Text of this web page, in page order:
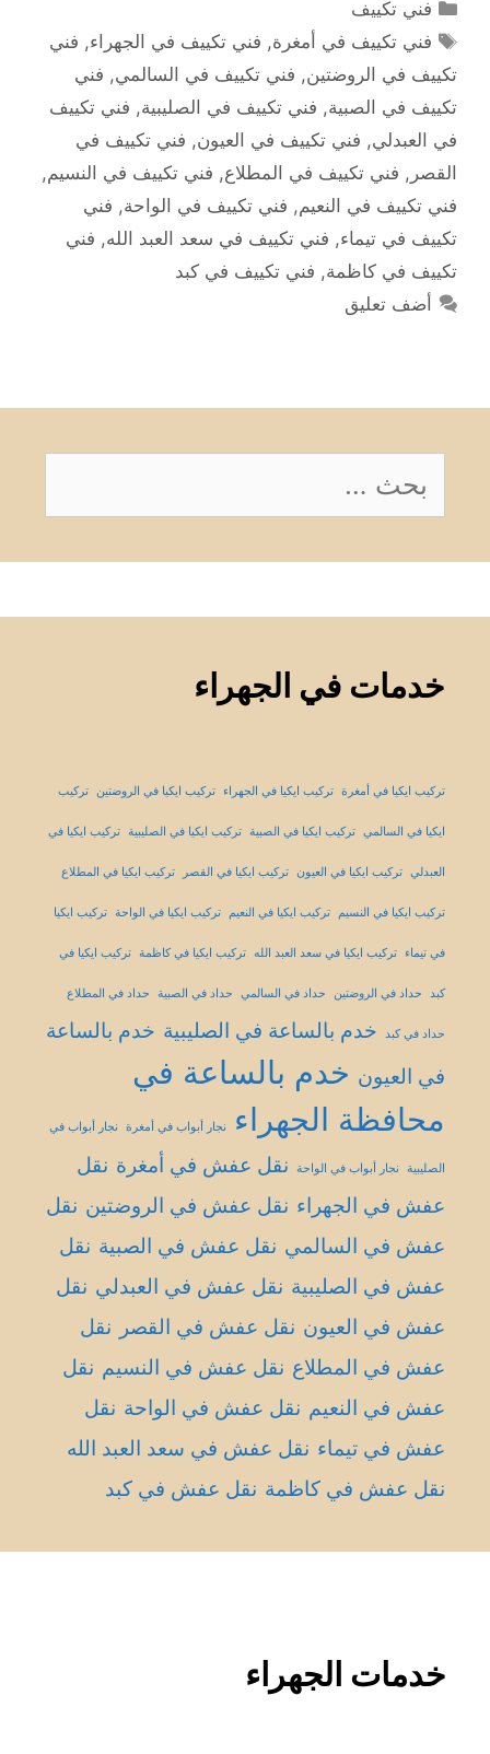
التصنيفات
فني تكييف
الوسوم
فني تكييف في أمغرة, فني تكييف في الجهراء, فني
تكييف في الروضتين, فني تكييف في السالمي, فني
تكييف في الصبية, فني تكييف في الصليبية, فني تكييف
في العبدلي, فني تكييف في العيون, فني تكييف في
القصر , فني تكييف في المطلاع, فني تكييف في النسيم,
فني تكييف في النعيم, فني تكييف في الواحة, فني
تكييف في تيماء, فني تكييف في سعد العبد الله, فني
تكييف في كاظمة, فني تكييف في كبد
أضف تعليق
البحث
عن:
خدمات في الجهراء
تركيب ايكيا في أمغرة تركيب ايكيا في الجهراء تركيب ايكيا في الروضتين تركيب
ايكيا في السالمي تركيب ايكيا في الصبية تركيب ايكيا في الصليبية تركيب ايكيا في
العبدلي تركيب ايكيا في العيون تركيب ايكيا في القصر تركيب ايكيا في المطلاع
تركيب ايكيا في النسيم تركيب ايكيا في النعيم تركيب ايكيا في الواحة تركيب ايكيا
في تيماء تركيب ايكيا في سعد العبد الله تركيب ايكيا في كاظمة تركيب ايكيا في
كبد حداد في الروضتين حداد في السالمي حداد في الصبية حداد في المطلاع
حداد في كبد خدم بالساعة في الصليبية خدم بالساعة
في العيون خدم بالساعة في
محافظة الجهراء
نجار أبواب في أمغرة نجار أبواب في
الصليبية نجار أبواب في الواحة نقل عفش في أمغرة نقل
عفش في الجهراء نقل عفش في الروضتين نقل
عفش في السالمي نقل عفش في الصبية نقل
عفش في الصليبية نقل عفش في العبدلي نقل
عفش في العيون نقل عفش في القصر
نقل
عفش في المطلاع نقل عفش في النسيم نقل
عفش في النعيم نقل عفش في الواحة نقل
عفش في تيماء نقل عفش في سعد العبد الله
نقل عفش في كاظمة نقل عفش في كبد
خدمات الجهراء